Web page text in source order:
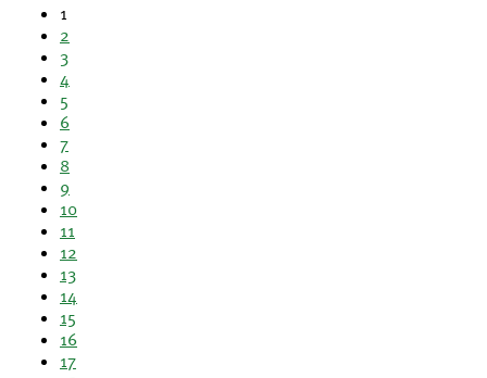
1
2
3
4
5
6
7
8
9
10
11
12
13
14
15
16
17